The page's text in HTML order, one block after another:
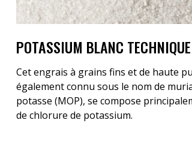
POTASSIUM BLANC TECHNIQUE
Cet engrais à grains fins et de haute
également connu sous le nom de
potasse (MOP), se compose
de chlorure de potassium.